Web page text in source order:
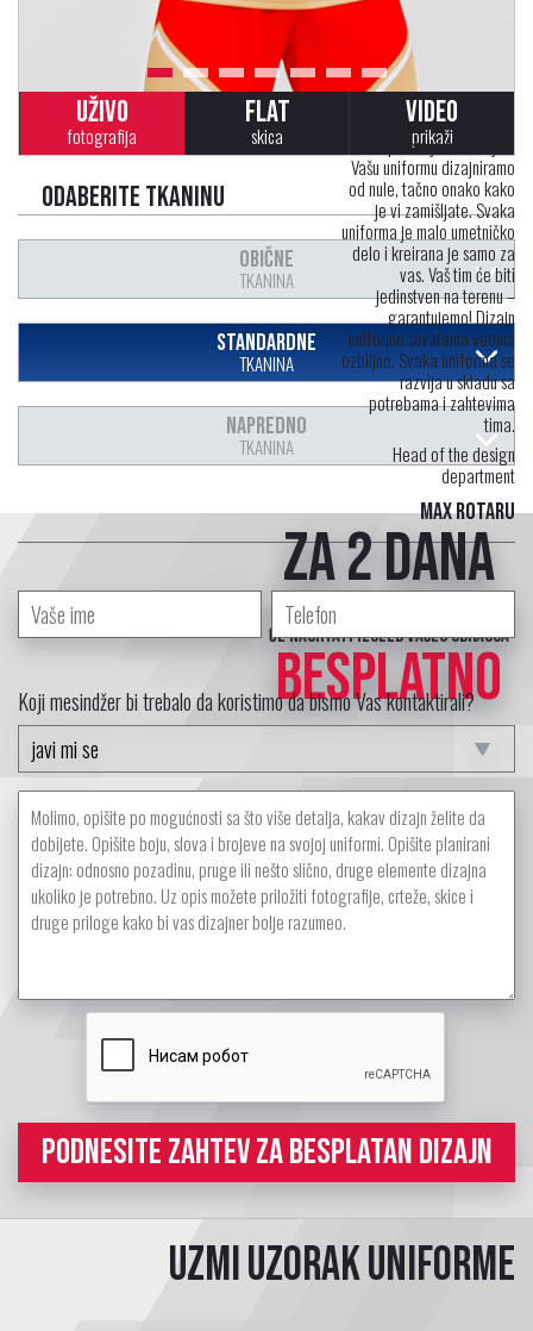
UŽIVO
fotografija
FLAT
skica
VIDEO
prikaži
Odaberite tkaninu
OBIČNE
TKANINA
STANDARDNE
TKANINA
NAPREDNO
TKANINA
Ne ponavljamo dizajne.
Vašu uniformu dizajniramo
od nule, tačno onako kako
je vi zamišljate. Svaka
uniforma je malo umetničko
delo i kreirana je samo za
vas. Vaš tim će biti
jedinstven na terenu –
garantujemo! Dizajn
uniforme shvatamo veoma
ozbiljno. Svaka uniforma se
razvija u skladu sa
potrebama i zahtevima
tima.
Head of the design
department
Max Rotaru
za 2 dana
profesionalni dizajner
će nacrtati izgled vašeg obrasca
BESPLATNO
Koji mesindžer bi trebalo da koristimo da bismo Vas kontaktirali?
PODNESITE ZAHTEV ZA BESPLATAN DIZAJN
Uzmi uzorak uniforme